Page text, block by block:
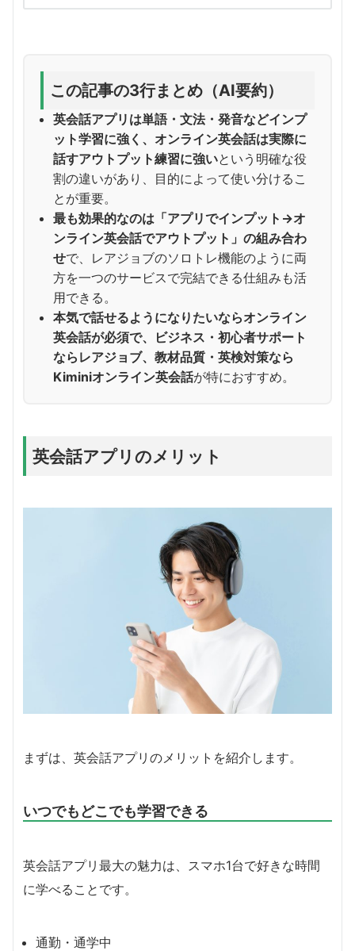
この記事の3行まとめ（AI要約）
英会話アプリは単語・文法・発音などインプ
ット学習に強く、オンライン英会話は実際に
話すアウトプット練習に強いという明確な役
割の違いがあり、目的によって使い分けるこ
とが重要。
最も効果的なのは「アプリでインプット→オ
ンライン英会話でアウトプット」の組み合わ
せで、レアジョブのソロトレ機能のように両
方を一つのサービスで完結できる仕組みも活
用できる。
本気で話せるようになりたいならオンライン
英会話が必須で、ビジネス・初心者サポート
ならレアジョブ、教材品質・英検対策なら
Kiminiオンライン英会話が特におすすめ。
英会話アプリのメリット
まずは、英会話アプリのメリットを紹介します。
いつでもどこでも学習できる
英会話アプリ最大の魅力は、スマホ1台で好きな時間
に学べることです。
通勤・通学中